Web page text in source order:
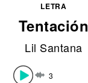
LETRA
Tentación
Lil Santana
3